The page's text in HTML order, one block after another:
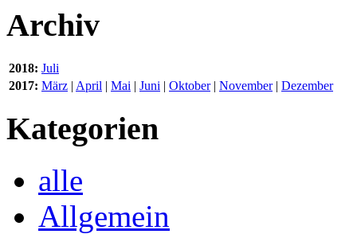
Archiv
2018: Juli
2017: März | April | Mai | Juni | Oktober| November| Dezember
Kategorien
alle
Allgemein